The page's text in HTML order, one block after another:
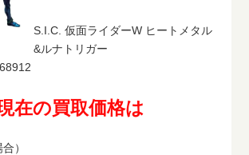
S.I.C. 仮面ライダーW ヒートメタル
&ルナトリガー
在の買取価格は
）